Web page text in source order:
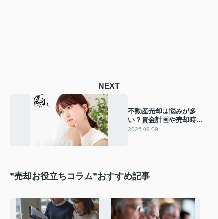
NEXT
不動産売却は悩みが多
い？資金計画や売却時の
対処法についても解説
2025.09.09
”売却お役立ちコラム”おすすめ記事